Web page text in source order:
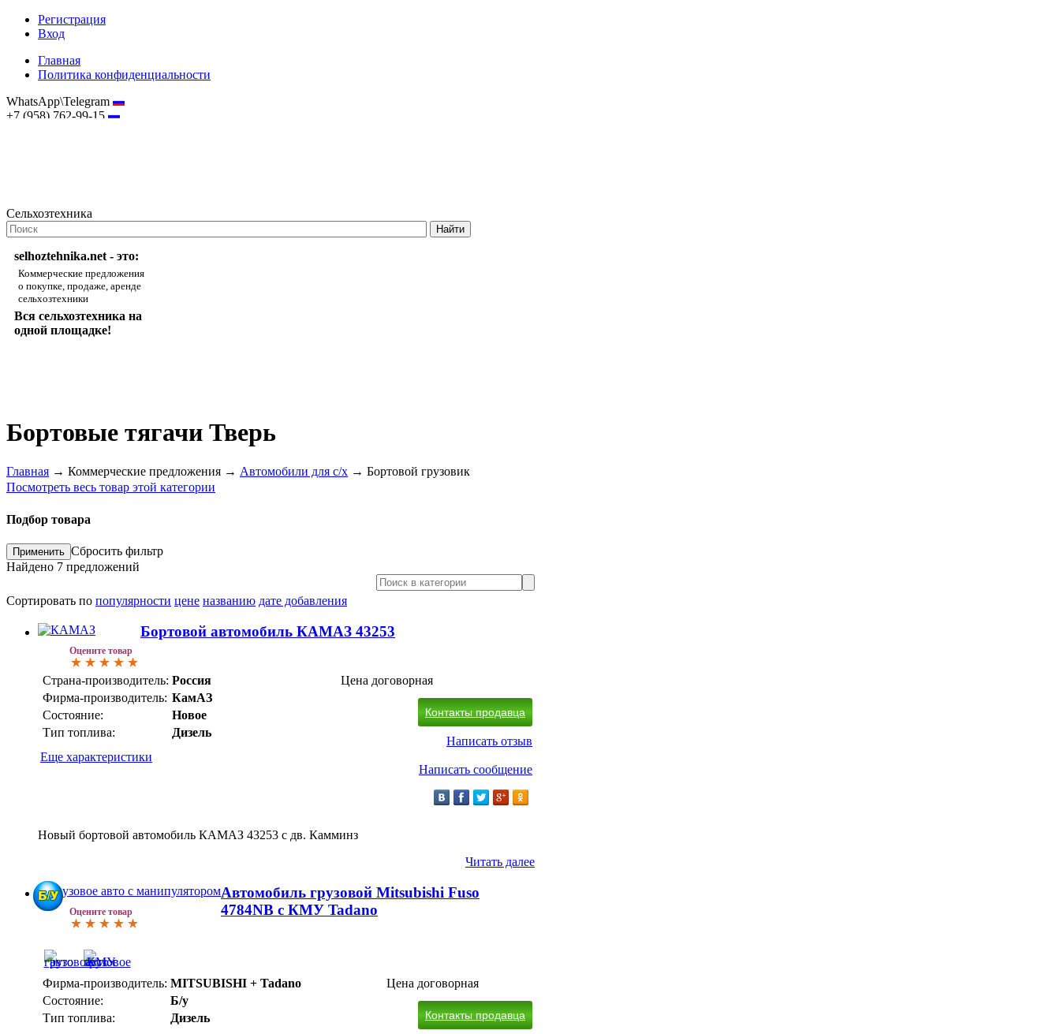
Регистрация
Вход
Главная
Политика конфиденциальности
WhatsApp\Telegram
+7 (958) 762-99-15
Сельхозтехника
selhoztehnika.net - это:
Коммерческие предложения
о покупке, продаже, аренде
сельхозтехники
Вся сельхозтехника на
одной площадке!
Бортовые тягачи Тверь
Главная → Коммерческие предложения → Автомобили для с/х → Бортовой грузовик
Посмотреть весь товар этой категории
Подбор товара
Сбросить фильтр
Найдено 7 предложений
Сортировать по популярности цене названию дате добавления
Оцените товар
Бортовой автомобиль КАМАЗ 43253
Страна-производитель: Россия
Фирма-производитель: КамАЗ
Состояние:
Новое
Тип топлива:
Дизель
Еще характеристики
Цена договорная
Контакты продавца
Написать отзыв
Написать сообщение
Новый бортовой автомобиль КАМАЗ 43253 с дв. Камминз
Читать далее
Оцените товар
Автомобиль грузовой Mitsubishi Fuso
4784NB с КМУ Tadano
Фирма-производитель: MITSUBISHI + Tadano
Состояние:
Б/у
Тип топлива:
Дизель
Цена договорная
Контакты продавца